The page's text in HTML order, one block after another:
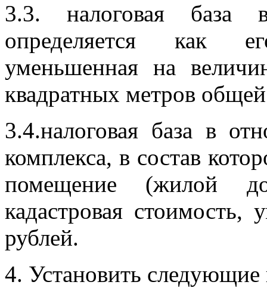
3.3. налоговая база
определяется как
уменьшенная на
квадратных метров
3.4.налоговая база в
комплекса, в состав
помещение (жилой
кадастровая
рублей.
4. Установить следующие